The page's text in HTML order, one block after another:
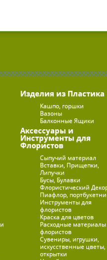
Изделия из Пластика
Кашпо, горшки
Вазоны
Балконные Ящики
Аксессуары и
Инструменты для
Флористов
Сыпучий материал
Вставки, Прищепки,
Липучки
Бусы, Булавки
Флористический
Пиафлор,
Инструменты для
флористов
Краска для цветов
Расходные
флористов
Сувениры, игрушки,
искусственные цветы,
открытки